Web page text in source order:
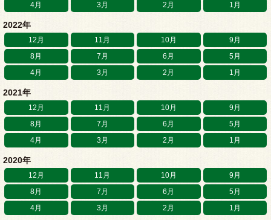
4月
3月 2月 1月
2022年
12月 11月 10月
9月
8月
7月 6月
5月
4月
3月 2月 1月
2021年
12月 11月 10月
9月
8月
7月 6月
5月
4月
3月 2月 1月
2020年
12月 11月 10月
9月
8月
7月 6月
5月
4月
3月 2月 1月